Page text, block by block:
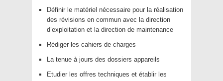
Définir le matériel nécessaire pour la réalisation
des révisions en commun avec la direction
d’exploitation et la direction de maintenance
Rédiger les cahiers de charges
La tenue à jours des dossiers appareils
Etudier les offres techniques et établir les